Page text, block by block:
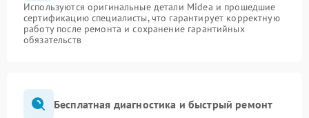
Используются оригинальные детали Midea и прошедшие
сертификацию специалисты, что гарантирует корректную
работу после ремонта и сохранение гарантийных
обязательств
Бесплатная диагностика и быстрый ремонт